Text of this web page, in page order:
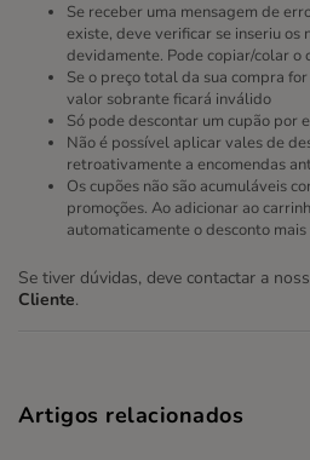
Se receber uma mensagem de
existe, deve verificar se inseriu os
devidamente. Pode copiar/colar
Se o preço total da sua compra
valor sobrante ficará inválido
Só pode descontar um cupão por
Não é possível aplicar vales de
retroativamente a encomendas
Os cupões não são acumuláveis
promoções. Ao adicionar ao
automaticamente o desconto
Se tiver dúvidas, deve contactar a
Cliente.
Artigos relacionados